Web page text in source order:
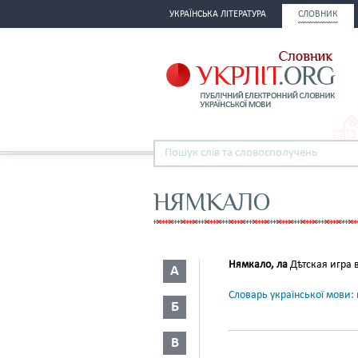
УКРАЇНСЬКА ЛІТЕРАТУРА СЛОВНИК
НЯМКАЛО
А
Б
В
Нямкало, ла Дѣтская игра
Словарь української